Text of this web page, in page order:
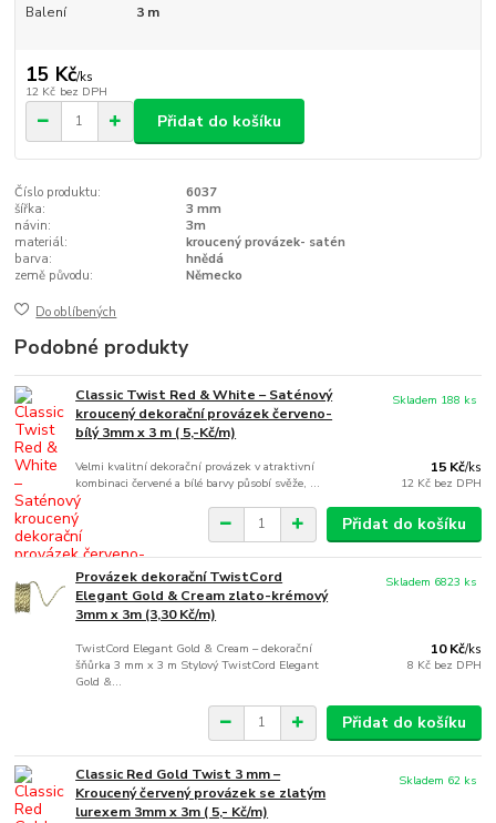
Balení
3 m
15 Kč/ks
12 Kč bez DPH
Přidat do košíku
Číslo produktu:
6037
šířka:
3 mm
návin:
3m
materiál:
kroucený provázek- satén
barva:
hnědá
země původu:
Německo
Do oblíbených
Podobné produkty
Classic Twist Red & White – Saténový
kroucený dekorační provázek červeno-
bílý 3mm x 3 m ( 5,-Kč/m)
Velmi kvalitní dekorační provázek v atraktivní
kombinaci červené a bílé barvy působí svěže, ...
15 Kč/ks
12 Kč bez DPH
Skladem 188 ks
Přidat do košíku
Provázek dekorační TwistCord
Elegant Gold & Cream zlato-krémový
3mm x 3m (3,30 Kč/m)
TwistCord Elegant Gold & Cream – dekorační
šňůrka 3 mm x 3 m Stylový TwistCord Elegant
Gold &...
10 Kč/ks
8 Kč bez DPH
Skladem 6823 ks
Přidat do košíku
Classic Red Gold Twist 3 mm –
Kroucený červený provázek se zlatým
lurexem 3mm x 3m ( 5,- Kč/m)
Skladem 62 ks